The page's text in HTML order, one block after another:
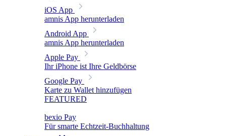
iOS App
amnis App herunterladen
Android App
amnis App herunterladen
Apple Pay
Ihr iPhone ist Ihre Geldbörse
Google Pay
Karte zu Wallet hinzufügen
FEATURED
bexio Pay
Für smarte Echtzeit-Buchhaltung